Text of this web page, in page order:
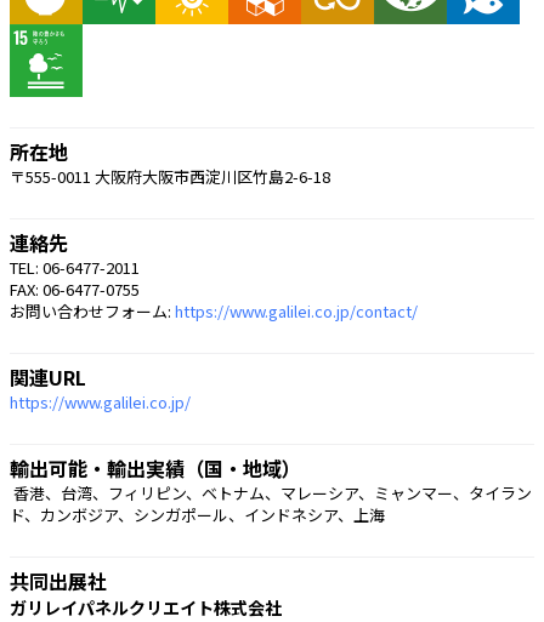
所在地
〒555-0011 大阪府大阪市西淀川区竹島2-6-18
連絡先
TEL: 06-6477-2011
FAX: 06-6477-0755
お問い合わせフォーム: https://www.galilei.co.jp/contact/
関連URL
https://www.galilei.co.jp/
輸出可能・輸出実績（国・地域）
ド、カンボジア、シンガポール、インドネシア、上海
共同出展社
ガリレイパネルクリエイト株式会社